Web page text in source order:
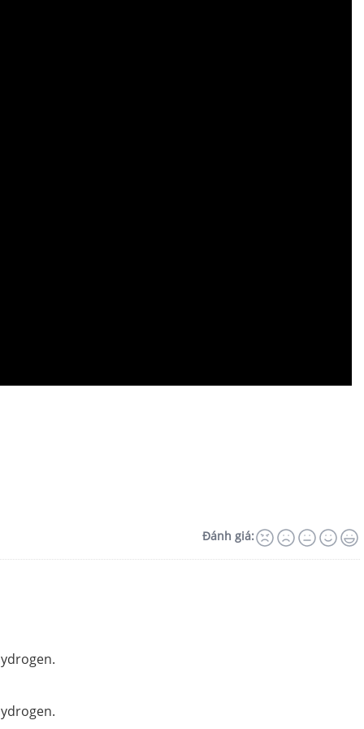
Đánh giá: